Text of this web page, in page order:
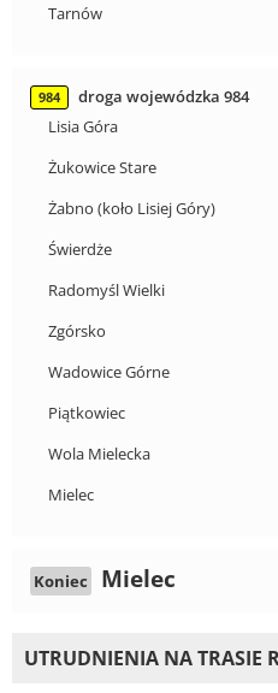
Tarnów
984
droga wojewódzka 984
Lisia Góra
Żukowice Stare
Żabno (koło Lisiej Góry)
Świerdże
Radomyśl Wielki
Zgórsko
Wadowice Górne
Piątkowiec
Wola Mielecka
Mielec
Koniec Mielec
UTRUDNIENIA NA TRASIE